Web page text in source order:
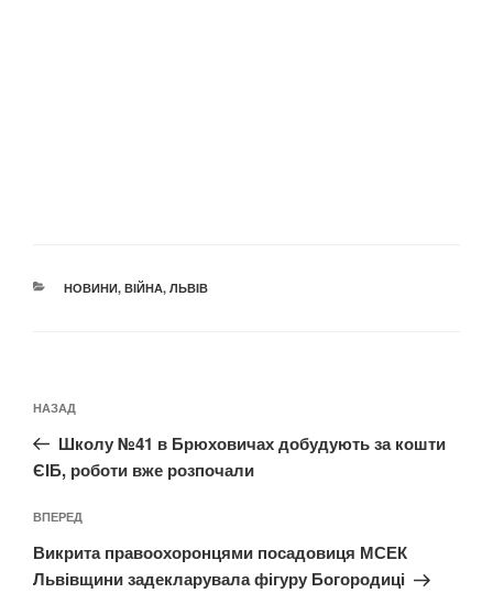
КАТЕГОРІЇ
НОВИНИ, ВІЙНА, ЛЬВІВ
записів
Попередній
запис:
НАЗАД
Школу №41 в Брюховичах добудують за кошти
ЄІБ, роботи вже розпочали
Наступний
запис
ВПЕРЕД
Викрита правоохоронцями посадовиця МСЕК
Львівщини задекларувала фігуру Богородиці